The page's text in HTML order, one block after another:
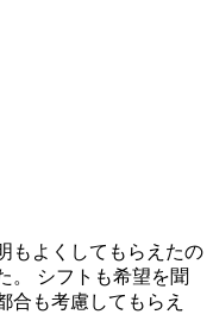
もよくしてもらえたの
。 シフトも希望を聞
合も考慮してもらえ